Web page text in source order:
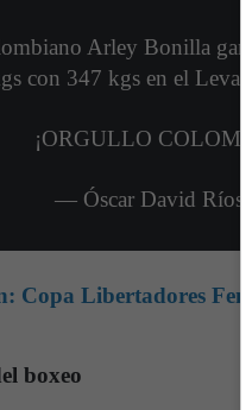
Arley Bonilla
con 347 kgs en el
¡ORGULLO
— Óscar David
Copa Libertadores
boxeo